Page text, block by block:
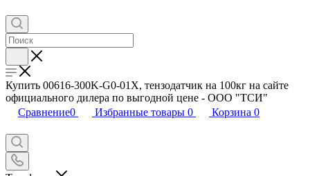
Купить 00616-300K-G0-01X, тензодатчик на 100кг на сайте
официального дилера по выгодной цене - ООО "ТСИ"
Сравнение0 Избранные товары 0 Корзина 0